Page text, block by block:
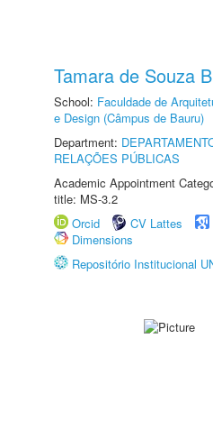
Tamara de Souza
School: Faculdade de
e Design (Câmpus de Bauru)
Department:
RELAÇÕES PÚBLICAS
Academic Appointment
title: MS-3.2
Orcid
CV Lattes
Dimensions
Repositório Institucional